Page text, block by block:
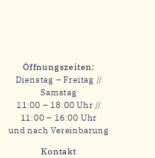
Öffnungszeiten:
Dienstag – Freitag //
Samstag
11:00 – 18:00 Uhr //
11:00 – 16:00 Uhr
und nach Vereinbarung
Kontakt